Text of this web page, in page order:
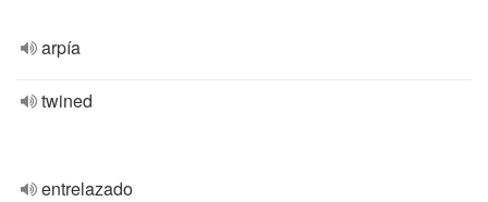
arpía
twined
entrelazado